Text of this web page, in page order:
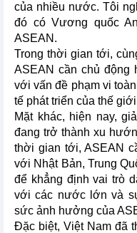
của nhiều nước. Tôi
đó có Vương quốc
ASEAN.
Trong thời gian tới,
ASEAN cần chủ động
với vấn đề phạm vi
tế phát triển của thế
Mặt khác, hiện nay,
đang trở thành xu
thời gian tới, ASEAN
với Nhật Bản, Trung
để khẳng định vai trò
với các nước lớn và
sức ảnh hưởng của
Đặc biệt, Việt Nam đã